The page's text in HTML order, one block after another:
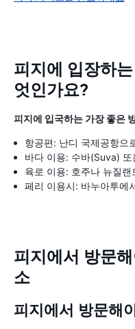
피지에 입장하
엇인가요?
피지에 입국하는 가장 좋은
항공편: 난디 국제공항으
바다 이용: 수바(Suva)
육로 이용: 호주나 뉴질
페리 이용시: 바누아투에
피지에서 방문
소
피지에서 방문해